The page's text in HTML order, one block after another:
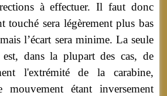
à effectuer. Il faut donc
touché sera légèrement plus bas
l’écart sera minime. La seule
dans la plupart des cas, de
l'extrémité de la carabine,
mouvement étant inversement